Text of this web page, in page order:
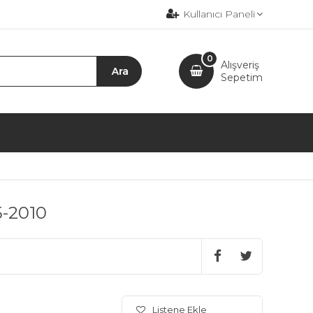
Kullanıcı Paneli
Alışveriş
Sepetim
0
2010
Listene Ekle